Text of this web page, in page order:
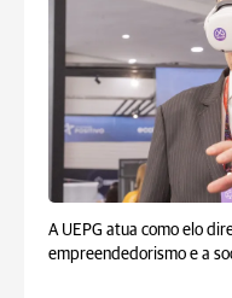
A UEPG atua como elo
empreendedorismo e a